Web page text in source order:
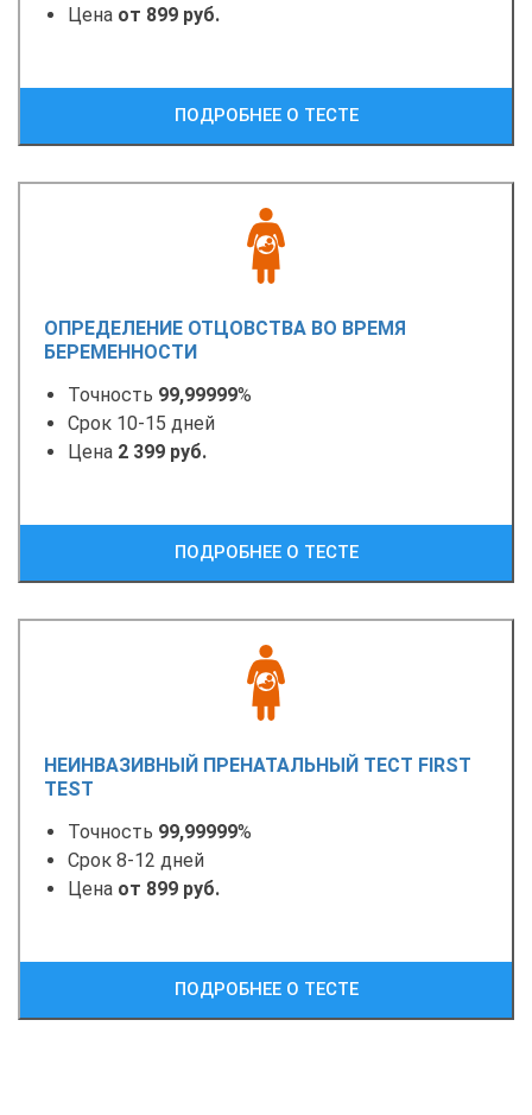
Цена от 899 руб.
ПОДРОБНЕЕ О ТЕСТЕ
ОПРЕДЕЛЕНИЕ ОТЦОВСТВА ВО ВРЕМЯ
БЕРЕМЕННОСТИ
Точность 99,99999%
Срок 10-15 дней
Цена 2 399 руб.
ПОДРОБНЕЕ О ТЕСТЕ
НЕИНВАЗИВНЫЙ ПРЕНАТАЛЬНЫЙ ТЕСТ FIRST
TEST
Точность 99,99999%
Срок 8-12 дней
Цена от 899 руб.
ПОДРОБНЕЕ О ТЕСТЕ